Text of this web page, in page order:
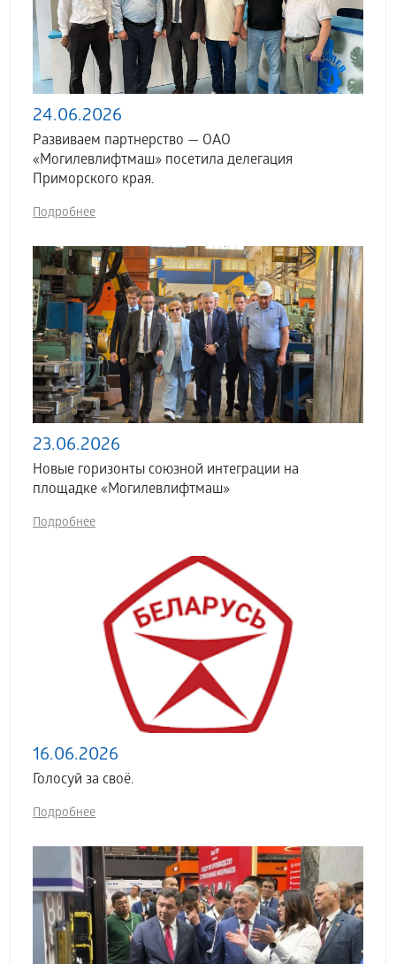
24.06.2026
Развиваем партнерство — ОАО
«Могилевлифтмаш» посетила делегация
Приморского края.
Подробнее
23.06.2026
Новые горизонты союзной интеграции на
площадке «Могилевлифтмаш»
Подробнее
16.06.2026
Голосуй за своё.
Подробнее